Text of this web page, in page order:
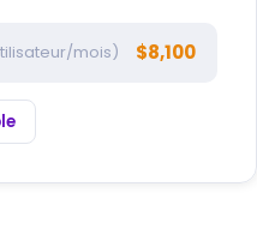
mois) $8,100